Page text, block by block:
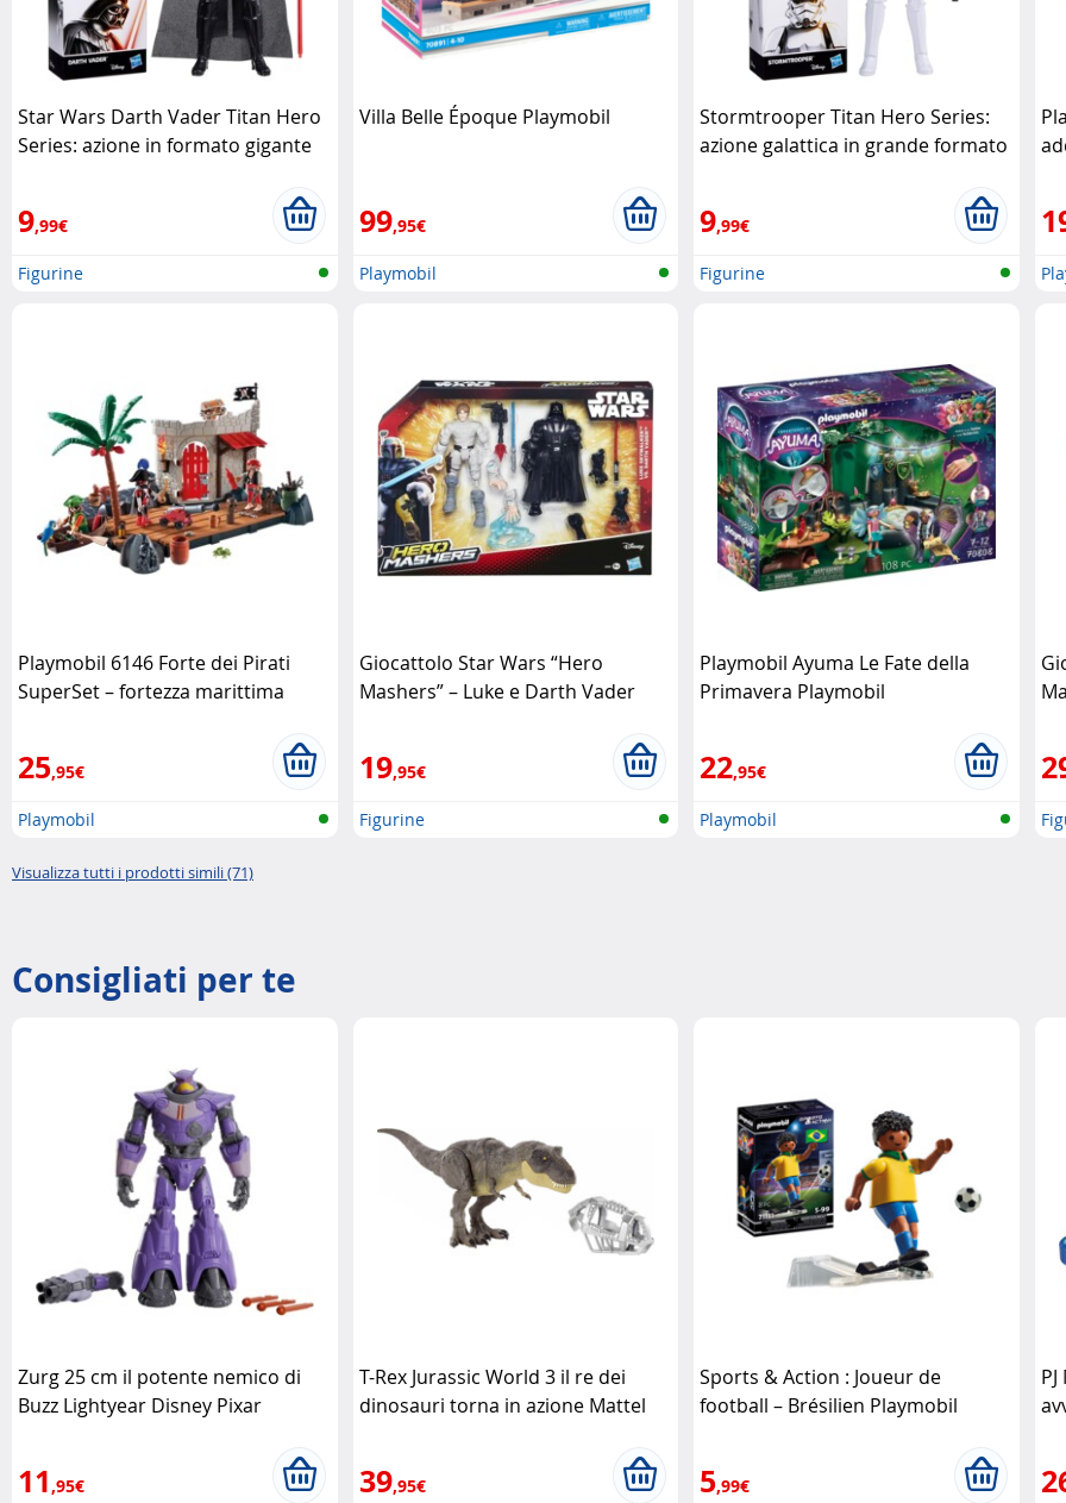
Star Wars Darth Vader Titan Hero
Series: azione in formato gigante
9,99€
Figurine
Villa Belle Époque Playmobil
99,95€
Playmobil
Stormtrooper Titan Hero Series:
azione galattica in grande formato
9,99€
Figurine
Playmobil 6146 Forte dei Pirati
SuperSet – fortezza marittima
25,95€
Playmobil
Giocattolo Star Wars “Hero
Mashers” – Luke e Darth Vader
19,95€
Figurine
Playmobil Ayuma Le Fate della
Primavera Playmobil
22,95€
Playmobil
Visualizza tutti i prodotti simili (71)
Consigliati per te
Zurg 25 cm il potente nemico di
Buzz Lightyear Disney Pixar
11,95€
T-Rex Jurassic World 3 il re dei
dinosauri torna in azione Mattel
39,95€
Sports & Action : Joueur de
football – Brésilien Playmobil
5,99€